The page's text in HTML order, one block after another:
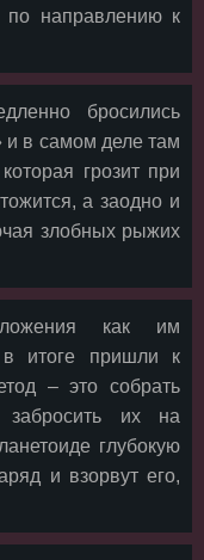
по направлению к
бросились
и в самом деле там
грозит при
а заодно и
злобных рыжих
как им
в итоге пришли к
– это собрать
их на
глубокую
и взорвут его,